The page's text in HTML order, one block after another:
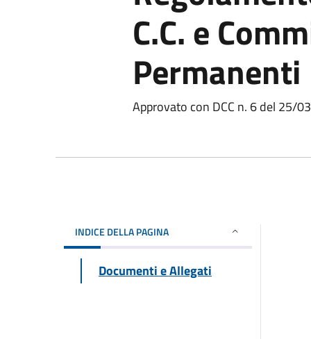
C.C. e
Permanenti
Approvato con DCC n. 6 del 25/
INDICE DELLA PAGINA
Documenti e Allegati